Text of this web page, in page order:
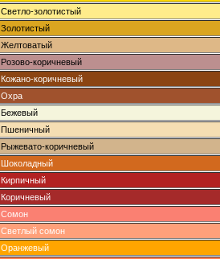
Светло-золотистый
Золотистый
Желтоватый
Розово-коричневый
Кожано-коричневый
Охра
Бежевый
Пшеничный
Рыжевато-коричневый
Шоколадный
Кирпичный
Коричневый
Сомон
Светлый сомон
Оранжевый